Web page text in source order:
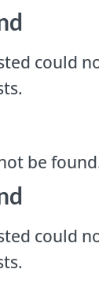
could
be
could